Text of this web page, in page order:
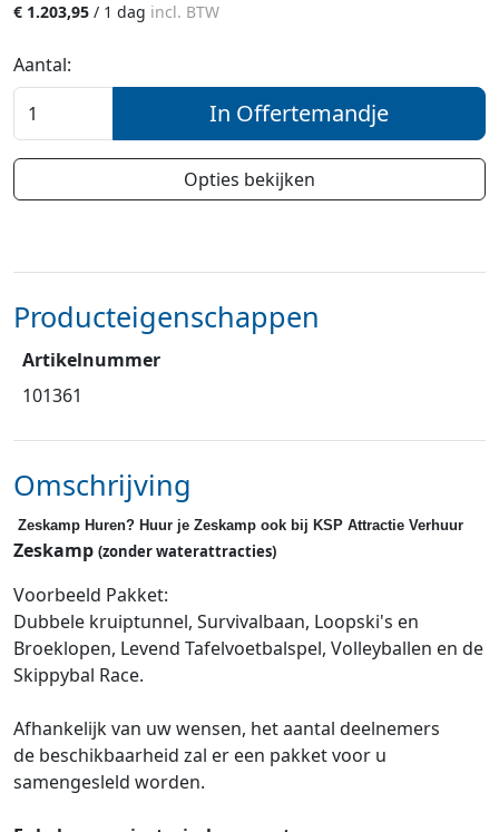
€ 1.203,95 / 1 dag incl. BTW
Aantal:
In Offertemandje
Opties bekijken
Producteigenschappen
Artikelnummer
101361
Omschrijving
Zeskamp Huren? Huur je Zeskamp ook bij KSP Attractie Verhuur
Zeskamp (zonder waterattracties)
Voorbeeld Pakket:
Dubbele kruiptunnel, Survivalbaan, Loopski's en
Broeklopen, Levend Tafelvoetbalspel, Volleyballen en de
Skippybal Race.
Afhankelijk van uw wensen, het aantal deelnemers
de beschikbaarheid zal er een pakket voor u
samengesleld worden.